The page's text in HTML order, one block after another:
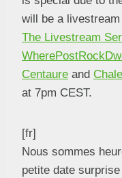
will be a
The Livestream
Centaure and
at 7pm CEST.
[fr]
Nous sommes
petite date